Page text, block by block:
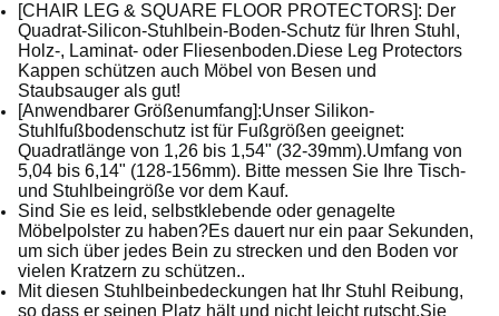
[CHAIR LEG & SQUARE FLOOR PROTECTORS]: Der
Quadrat-Silicon-Stuhlbein-Boden-Schutz für Ihren Stuhl,
Holz-, Laminat- oder Fliesenboden.Diese Leg Protectors
Kappen schützen auch Möbel von Besen und
Staubsauger als gut!
[Anwendbarer Größenumfang]:Unser Silikon-
Stuhlfußbodenschutz ist für Fußgrößen geeignet:
Quadratlänge von 1,26 bis 1,54" (32-39mm).Umfang von
5,04 bis 6,14" (128-156mm). Bitte messen Sie Ihre Tisch-
und Stuhlbeingröße vor dem Kauf.
Sind Sie es leid, selbstklebende oder genagelte
Möbelpolster zu haben?Es dauert nur ein paar Sekunden,
um sich über jedes Bein zu strecken und den Boden vor
vielen Kratzern zu schützen..
Mit diesen Stuhlbeinbedeckungen hat Ihr Stuhl Reibung,
so dass er seinen Platz hält und nicht leicht rutscht.Sie